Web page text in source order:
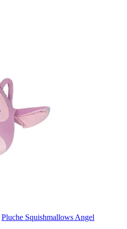
Pluche Squishmallows Angel